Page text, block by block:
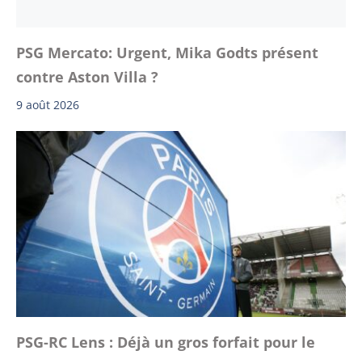
PSG Mercato: Urgent, Mika Godts présent
contre Aston Villa ?
9 août 2026
PSG-RC Lens : Déjà un gros forfait pour le